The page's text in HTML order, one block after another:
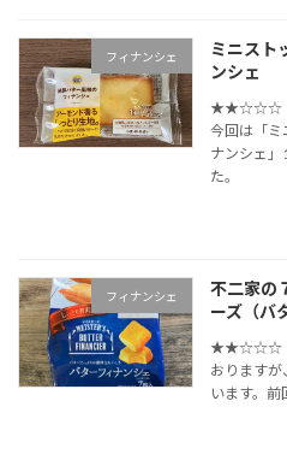
フィナンシェ
ミニスト
ンシェ
★★☆☆☆「
今回は「ミ
ナンシェ
た。
フィナンシェ
不二家の
ーズ（バ
★★☆☆☆（
おりますが
います。